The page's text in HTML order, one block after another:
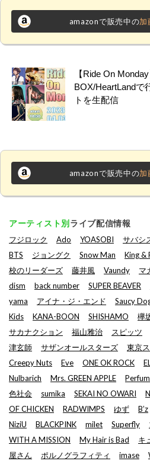
amazonで販売中の加
【Ride On
BOX/HeartLandで
トを生配信
amazonで販売中の加
アーティスト別ライブ配信情報
フジロック Ado YOASOBI サバシ
BTS
ジョングク Snow Man King &
校のリーダーズ
藤井風 Vaundy マ
dism
back number SUPER BEAVER
yama
アイナ・ジ・エンド Saucy
Kids
KANA-BOON SHISHAMO 欅
サカナクション
福山雅治 スピッツ
津玄師
サザンオールスターズ
東京
Creepy Nuts
Eve ONE OK ROCK
Nulbarich
Mrs. GREEN APPLE
色社会
sumika SEKAI NO OWARI
OF CHICKEN
RADWIMPS ゆず B’z
NiziU
BLACKPINK milet Superfly
WITH A MISSION
My Hair is Bad キ
屋さん
ポルノグラフィティ imase